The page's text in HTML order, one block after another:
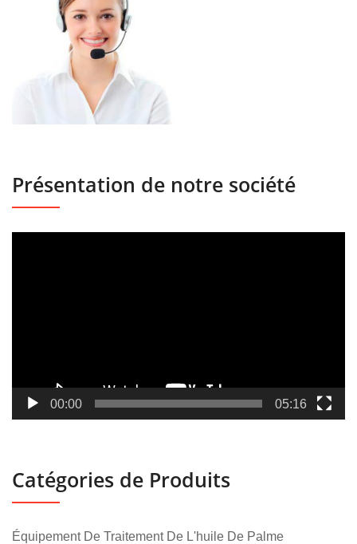
Présentation de notre société
00:00 05:16
Catégories de Produits
Équipement De Traitement De L'huile De Palme